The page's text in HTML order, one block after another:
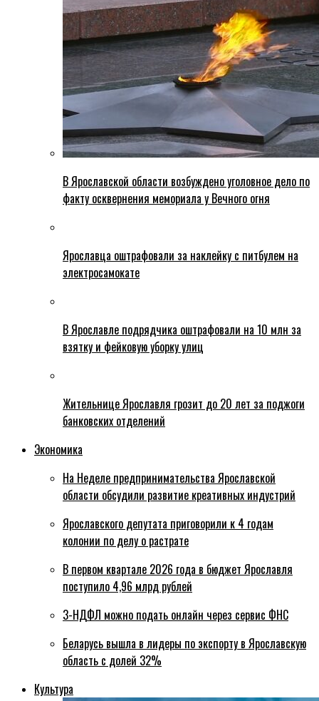
В Ярославской области возбуждено уголовное дело по
факту осквернения мемориала у Вечного огня
Ярославца оштрафовали за наклейку с питбулем на
электросамокате
В Ярославле подрядчика оштрафовали на 10 млн за
взятку и фейковую уборку улиц
Жительнице Ярославля грозит до 20 лет за поджоги
банковских отделений
Экономика
На Неделе предпринимательства Ярославской
области обсудили развитие креативных индустрий
Ярославского депутата приговорили к 4 годам
колонии по делу о растрате
В первом квартале 2026 года в бюджет Ярославля
поступило 4,96 млрд рублей
3-НДФЛ можно подать онлайн через сервис ФНС
Беларусь вышла в лидеры по экспорту в Ярославскую
область с долей 32%
Культура